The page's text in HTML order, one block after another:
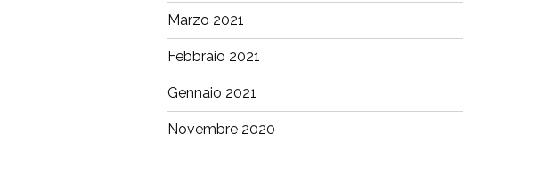
Marzo 2021
Febbraio 2021
Gennaio 2021
Novembre 2020